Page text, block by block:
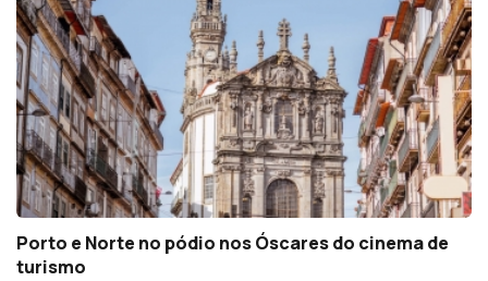
Porto e Norte no pódio nos Óscares do cinema de
turismo